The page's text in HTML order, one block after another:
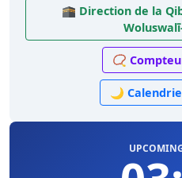
🕋 Direction de la
📿
🌙